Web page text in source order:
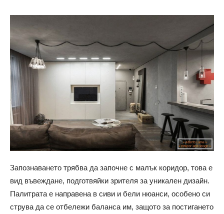
Запознаването трябва да започне с малък коридор, това е
вид въвеждане, подготвяйки зрителя за уникален дизайн.
Палитрата е направена в сиви и бели нюанси, особено си
струва да се отбележи баланса им, защото за постигането